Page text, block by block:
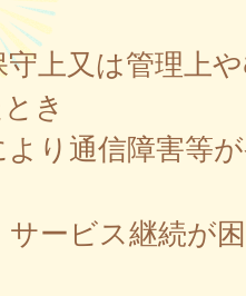
上又は管理上
き
り通信障害等
ービス継続が